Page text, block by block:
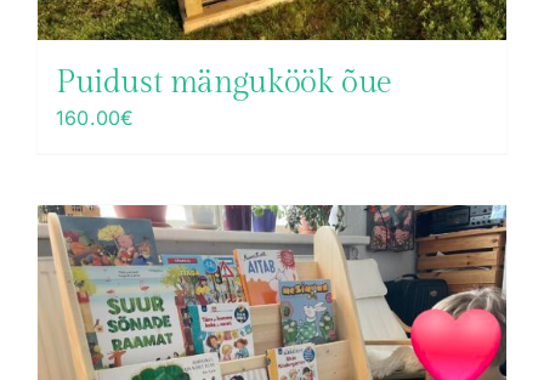
Puidust mänguköök õue
160.00€